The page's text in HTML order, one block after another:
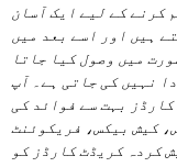
کرنے کے لیے ایک آسان
ہیں اور اسے بعد میں
میں وصول کیا جاتا
نہیں کی جاتی ہے۔ آپ
بہت سے فوائد کی
کیش بیکس، فریکوئنٹ
کردہ کریڈٹ کارڈز کو